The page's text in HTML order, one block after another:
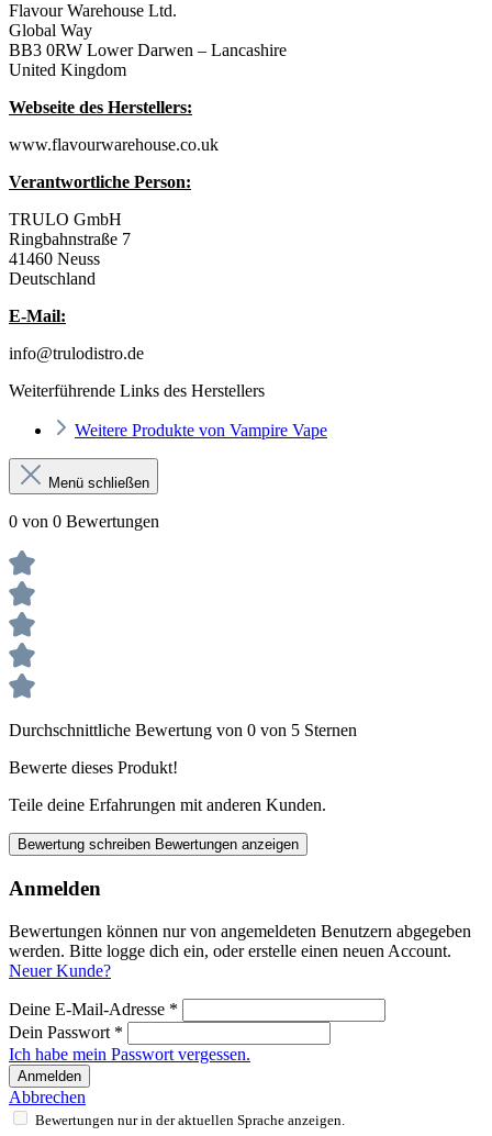
Flavour Warehouse Ltd.
Global Way
BB3 0RW Lower Darwen – Lancashire
United Kingdom
Webseite des Herstellers:
www.flavourwarehouse.co.uk
Verantwortliche Person:
TRULO GmbH
Ringbahnstraße 7
41460 Neuss
Deutschland
E-Mail:
info@trulodistro.de
Weiterführende Links des Herstellers
Weitere Produkte von Vampire Vape
Menü schließen
0 von 0 Bewertungen
Durchschnittliche Bewertung von 0 von 5 Sternen
Bewerte dieses Produkt!
Teile deine Erfahrungen mit anderen Kunden.
Bewertung schreiben Bewertungen anzeigen
Anmelden
Bewertungen können nur von angemeldeten Benutzern abgegeben
werden. Bitte logge dich ein, oder erstelle einen neuen Account.
Neuer Kunde?
Deine E-Mail-Adresse *
Dein Passwort *
Ich habe mein Passwort vergessen.
Anmelden
Abbrechen
Bewertungen nur in der aktuellen Sprache anzeigen.